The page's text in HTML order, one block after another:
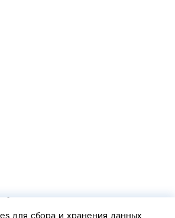
персональных данных
персональных данных
для сбора и хранения данных.